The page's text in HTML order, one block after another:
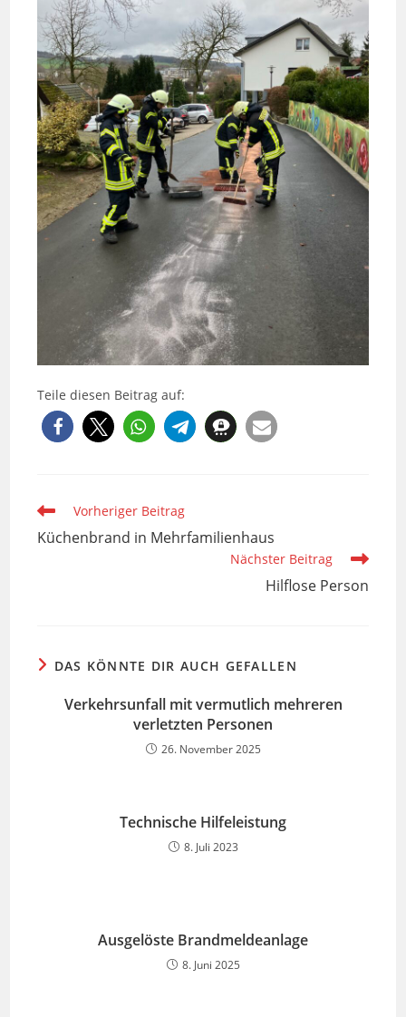
Teile diesen Beitrag auf:
Weitere
Artikel
ansehen
Vorheriger Beitrag
Küchenbrand in Mehrfamilienhaus
Nächster Beitrag
Hilflose Person
DAS KÖNNTE DIR AUCH GEFALLEN
Verkehrsunfall mit vermutlich mehreren
verletzten Personen
26. November 2025
Technische Hilfeleistung
8. Juli 2023
Ausgelöste Brandmeldeanlage
8. Juni 2025